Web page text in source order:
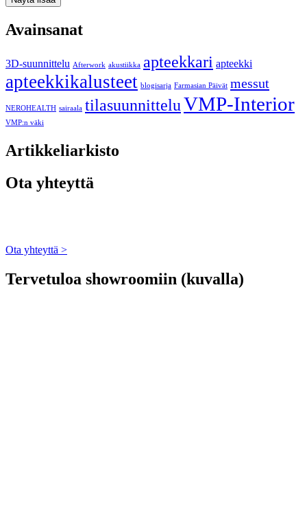
Avainsanat
3D-suunnittelu Afterwork akustiikka apteekkari apteekki
apteekkikalusteet blogisarja Farmasian Päivät messut
NEROHEALTH sairaala tilasuunnitteluVMP-Interior
VMP:n väki
Artikkeliarkisto
Ota yhteyttä
Ota yhteyttä >
Tervetuloa showroomiin (kuvalla)